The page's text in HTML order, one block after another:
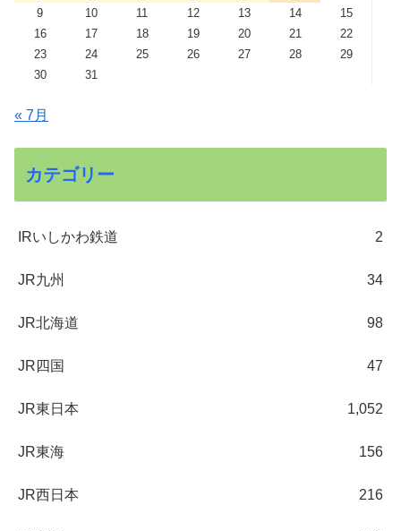
9
10 11 12 13 14
15
16
17 18 19 20 21
22
23
24 25 26 27 28
29
30
31
« 7月
カテゴリー
IRいしかわ鉄道 2
JR九州 34
JR北海道 98
JR四国 47
JR東日本 1,052
JR東海 156
JR西日本 216